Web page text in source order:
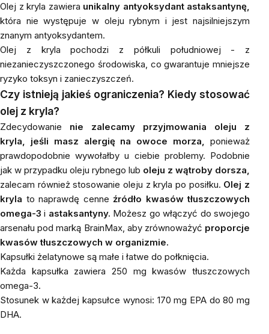
Olej z kryla zawiera unikalny antyoksydant astaksantynę,
która nie występuje w oleju rybnym i jest najsilniejszym
znanym antyoksydantem.
Olej z kryla pochodzi z półkuli południowej - z
niezanieczyszczonego środowiska, co gwarantuje mniejsze
ryzyko toksyn i zanieczyszczeń.
Czy istnieją jakieś ograniczenia? Kiedy stosować
olej z kryla?
Zdecydowanie nie zalecamy przyjmowania oleju z
kryla, jeśli masz alergię na owoce morza, ponieważ
prawdopodobnie wywołałby u ciebie problemy. Podobnie
jak w przypadku oleju rybnego lub oleju z wątroby dorsza,
zalecam również stosowanie oleju z kryla po posiłku. Olej z
kryla to naprawdę cenne źródło kwasów tłuszczowych
omega-3i astaksantyny. Możesz go włączyć do swojego
arsenału pod marką BrainMax, aby zrównoważyć proporcje
kwasów tłuszczowych w organizmie.
Kapsułki żelatynowe są małe i łatwe do połknięcia.
Każda kapsułka zawiera 250 mg kwasów tłuszczowych
omega-3.
Stosunek w każdej kapsułce wynosi: 170 mg EPA do 80 mg
DHA.